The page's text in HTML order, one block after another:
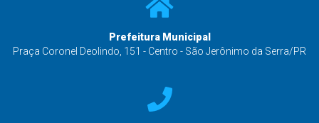
Prefeitura Municipal
Praça Coronel Deolindo, 151 - Centro - São Jerônimo da Serra/PR